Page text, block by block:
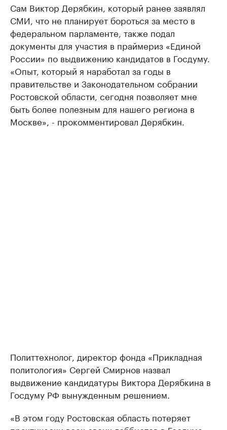
Сам Виктор Дерябкин, который ранее заявлял
СМИ, что не планирует бороться за место в
федеральном парламенте, также подал
документы для участия в праймериз «Единой
России» по выдвижению кандидатов в Госдуму.
«Опыт, который я наработал за годы в
правительстве и Законодательном собрании
Ростовской области, сегодня позволяет мне
быть более полезным для нашего региона в
Москве», - прокомментировал Дерябкин.
Политтехнолог, директор фонда «Прикладная
политология» Сергей Смирнов назвал
выдвижение кандидатуры Виктора Дерябкина в
Госдуму РФ вынужденным решением.
«В этом году Ростовская область потеряет